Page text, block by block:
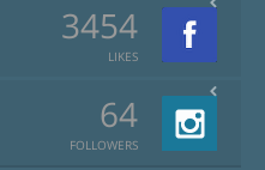
3454
LIKES
64
FOLLOWERS